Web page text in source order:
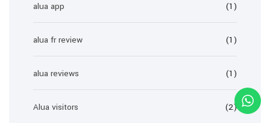
alua app (1)
alua fr review (1)
alua reviews (1)
Alua visitors (2)